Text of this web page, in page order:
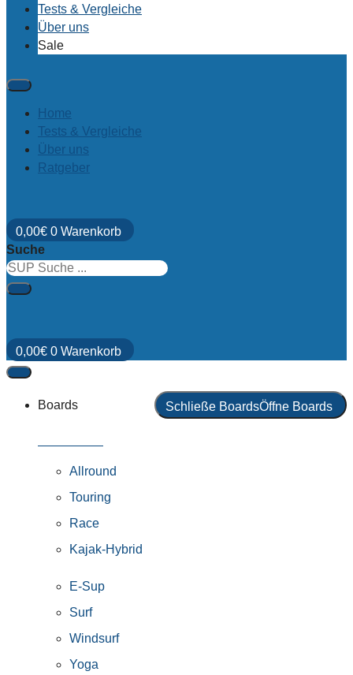
Tests & Vergleiche
Über uns
Sale
Home
Tests & Vergleiche
Über uns
Ratgeber
0,00€ 0 Warenkorb
Suche
0,00€ 0 Warenkorb
Boards Schließe BoardsÖffne Boards
Allround
Touring
Race
Kajak-Hybrid
E-Sup
Surf
Windsurf
Yoga